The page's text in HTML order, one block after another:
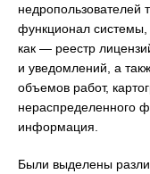
недропользователей
функционал
как — реестр
и уведомлений, а
объемов работ,
нераспределенного
информация.
Были выделены